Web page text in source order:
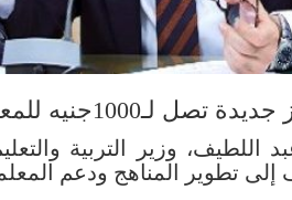
لـ1000جنيه للمعلمين
اللطيف، وزير التربية
تطوير المناهج ودعم